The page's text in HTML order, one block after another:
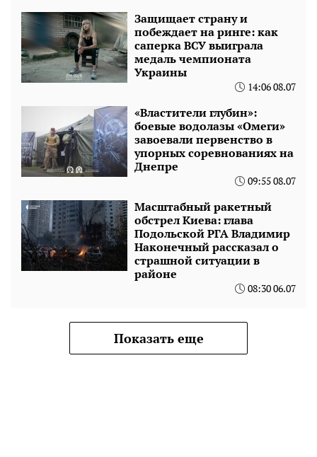
Защищает страну и
побеждает на ринге: как
саперка ВСУ выиграла
медаль чемпионата
Украины
14:06 08.07
«Властители глубин»:
боевые водолазы «Омеги»
завоевали первенство в
упорных соревнованиях на
Днепре
09:55 08.07
Масштабный ракетный
обстрел Киева: глава
Подольской РГА Владимир
Наконечный рассказал о
страшной ситуации в
районе
08:30 06.07
Показать еще